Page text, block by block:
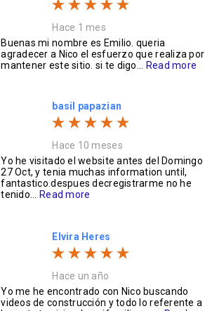
Hace 1 mes
Buenas mi nombre es Emilio. queria
agradecer a Nico el esfuerzo que realiza por
mantener este sitio. si te digo...
Read more
basil papazian
Hace 10 meses
Yo he visitado el website antes del Domingo
27 Oct, y tenia muchas information until,
fantastico.despues decregistrarme no he
tenido...
Read more
Elvira Heres
Hace un año
Yo me he encontrado con Nico buscando
videos de construcción y todo lo referente a